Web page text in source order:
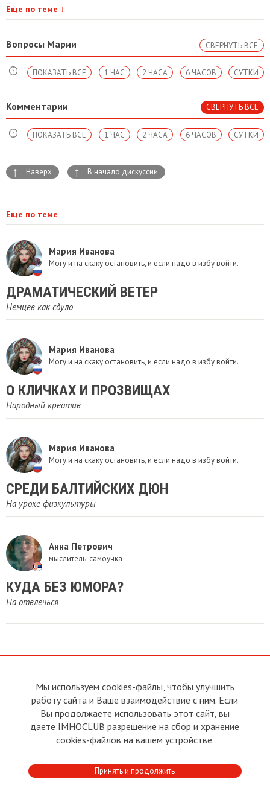
Еще по теме ↓
Вопросы Марии СВЕРНУТЬ ВСЕ
СУТКИ
6 ЧАСОВ
2 ЧАСА
1 ЧАС
ПОКАЗАТЬ ВСЕ
Комментарии СВЕРНУТЬ ВСЕ
СУТКИ
6 ЧАСОВ
2 ЧАСА
1 ЧАС
ПОКАЗАТЬ ВСЕ
↑ Наверх ↑ В начало дискуссии
Еще по теме
Мария Иванова
Могу и на скаку остановить, и если надо в избу войти.
ДРАМАТИЧЕСКИЙ ВЕТЕР
Немцев как сдуло
Мария Иванова
Могу и на скаку остановить, и если надо в избу войти.
​О КЛИЧКАХ И ПРОЗВИЩАХ
Народный креатив
Мария Иванова
Могу и на скаку остановить, и если надо в избу войти.
СРЕДИ БАЛТИЙСКИХ ДЮН
На уроке физкультуры
Анна Петрович
мыслитель-самоучка
КУДА БЕЗ ЮМОРА?
На отвлечься
О сайте
Условия пользования
Политика конфиденциальности
Прямая связь с
Председателем
Прямая связь c членами клуба
Реклама
Контакты
Club
Мы используем cookies-файлы, чтобы улучшить
работу сайта и Ваше взаимодействие с ним. Если
Вы продолжаете использовать этот сайт, вы
даете IMHOCLUB разрешение на сбор и хранение
cookies-файлов на вашем устройстве.
Принять и продолжить